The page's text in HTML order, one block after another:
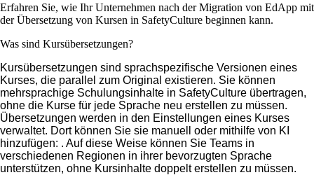
Erfahren Sie, wie Ihr Unternehmen nach der Migration von EdApp mit
der Übersetzung von Kursen in SafetyCulture beginnen kann.
Was sind Kursübersetzungen?
Kursübersetzungen sind sprachspezifische Versionen eines
Kurses, die parallel zum Original existieren. Sie können
mehrsprachige Schulungsinhalte in SafetyCulture übertragen,
ohne die Kurse für jede Sprache neu erstellen zu müssen.
Übersetzungen werden in den Einstellungen eines Kurses
verwaltet. Dort können Sie sie manuell oder mithilfe von KI
hinzufügen: . Auf diese Weise können Sie Teams in
verschiedenen Regionen in ihrer bevorzugten Sprache
unterstützen, ohne Kursinhalte doppelt erstellen zu müssen.